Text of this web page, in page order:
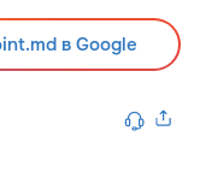
в Google